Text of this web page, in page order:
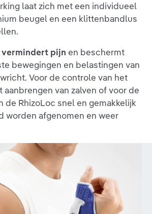
laat zich met een individueel
beugel en een klittenbandlus
vermindert pijn en beschermt
bewegingen en belastingen van
Voor de controle van het
aanbrengen van zalven of voor de
de RhizoLoc snel en gemakkelijk
worden afgenomen en weer